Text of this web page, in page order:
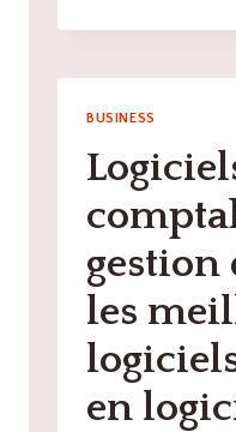
LES
ET
EN
BUSINESS
gestion
les
en